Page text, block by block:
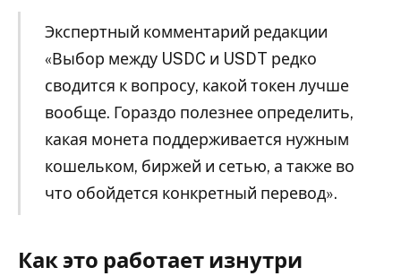
Экспертный комментарий редакции
«Выбор между USDC и USDT редко
сводится к вопросу, какой токен лучше
вообще. Гораздо полезнее определить,
какая монета поддерживается нужным
кошельком, биржей и сетью, а также во
что обойдется конкретный перевод».
Как это работает изнутри